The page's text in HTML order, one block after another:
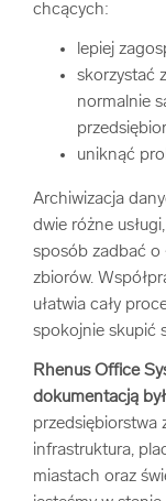
chcących:
lepiej
skorzystać
normalnie
uniknąć
Archiwizacja
dwie różne
sposób zadbać o
zbiorów.
ułatwia cały
spokojnie skupić
Rhenus Office
dokumentacją
przedsiębiorstwa
infrastruktura,
miastach oraz